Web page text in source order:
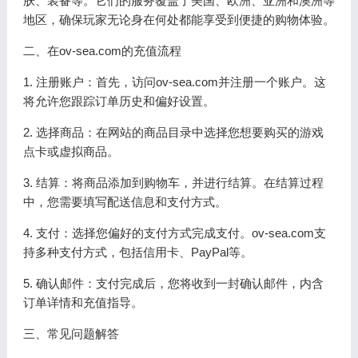
地区，确保玩家无论身在何处都能享受到便捷的购物体验。
二、在ov-sea.com的充值流程
1. 注册账户：首先，访问ov-sea.com并注册一个账户。这
将允许您跟踪订单历史和偏好设置。
2. 选择商品：在网站的商品目录中选择您想要购买的游戏
点卡或虚拟商品。
3. 结算：将商品添加到购物车，并进行结算。在结算过程
中，您需要填写配送信息和支付方式。
4. 支付：选择您偏好的支付方式完成支付。ov-sea.com支
持多种支付方式，包括信用卡、PayPal等。
5. 确认邮件：支付完成后，您将收到一封确认邮件，内含
订单详情和充值指导。
三、常见问题解答